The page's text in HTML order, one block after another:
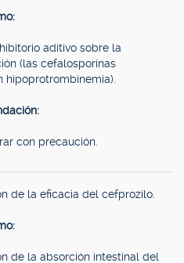
aditivo sobre la
(las cefalosporinas
hipoprotrombinemia).
con precaución.
de la eficacia del cefprozilo.
de la absorción intestinal del